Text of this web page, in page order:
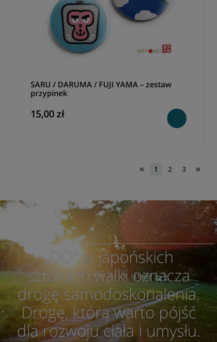
SARU / DARUMA / FUJI YAMA – zestaw
przypinek
15,00 zł
« 1 2 3 »
„DO” w japońskich
sztukach walki oznacza
drogę samodoskonalenia.
Drogę, którą warto pójść
dla rozwoju ciała i umysłu.